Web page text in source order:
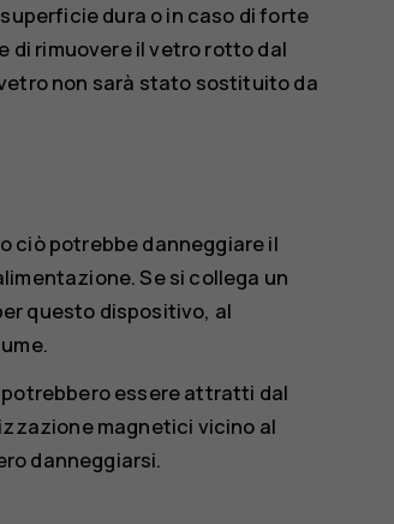
dura o in caso di forte
di rimuovere il vetro rotto dal
non sarà stato sostituito da
ciò potrebbe danneggiare il
Se si collega un
questo dispositivo, al
essere attratti dal
magnetici vicino al
danneggiarsi.